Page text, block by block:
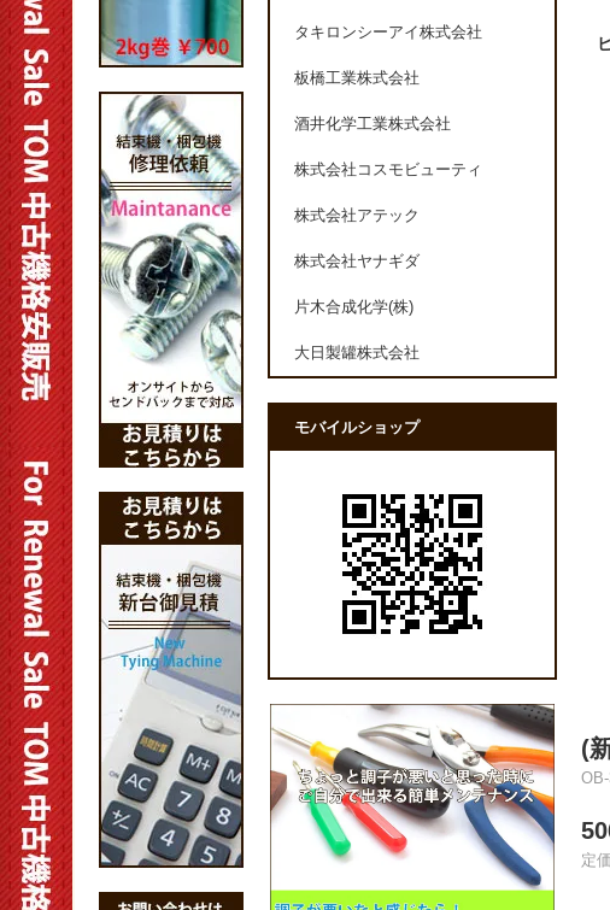
(
定
タキロンシーアイ株式会社
板橋工業株式会社
酒井化学工業株式会社
株式会社コスモビューティ
株式会社アテック
株式会社ヤナギダ
片木合成化学(株)
大日製罐株式会社
モバイルショップ